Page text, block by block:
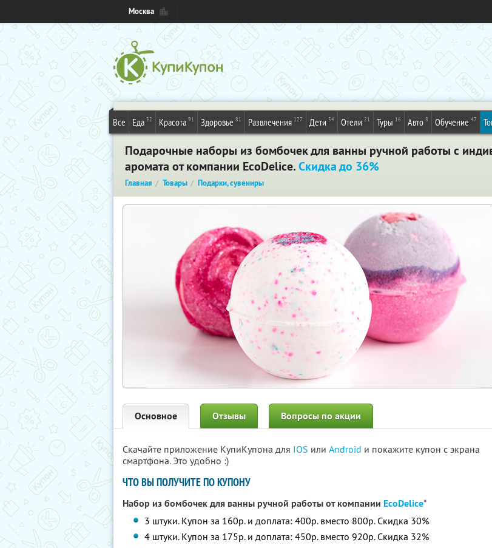
Москва
Все Еда 32 Красота 91 Здоровье 81 Развлечения 127 Дети 54 Отели 21 Туры 16 Авто 8 Обучение 47
Подарочные наборы из бомбочек для ванны ручной работы с
аромата от компании ЕcoDelice.Скидка до 36%
Главная Товары Подарки, сувениры
Основное Отзывы Вопросы по акции
Скачайте приложение КупиКупона для IOS или Android и покажите купон с экрана
смартфона. Это удобно :)
ЧТО ВЫ ПОЛУЧИТЕ ПО КУПОНУ
Набор из бомбочек для ванны ручной работы от компании ЕcoDelice*
3 штуки. Купон за 160р. и доплата: 400р. вместо 800р. Скидка 30%
4 штуки. Купон за 175р. и доплата: 450р. вместо 920р. Скидка 32%